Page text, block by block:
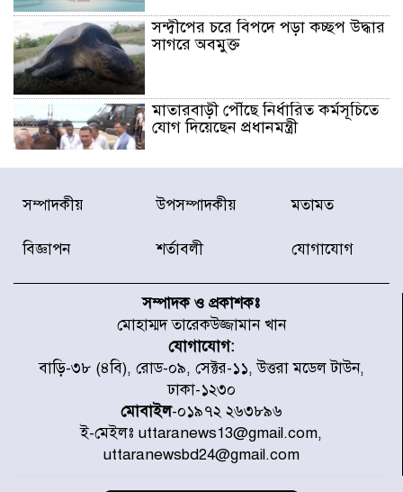
সন্দ্বীপের চরে বিপদে পড়া কচ্ছপ উদ্ধার
সাগরে অবমুক্ত
মাতারবাড়ী পৌঁছে নির্ধারিত কর্মসূচিতে
যোগ দিয়েছেন প্রধানমন্ত্রী
জাতীয় সাংবাদিক সংস্থার পিরোজপুর
জেলা কমিটি অনুমোদন
দিতেন আদীব, গুমের চেষ্টা ৩ বার
বাঁশখালীকে বন্যা মুক্ত করার সকল
পদক্ষেপ নেয়া হবে- আসাদুল হাবিব দুলু
এমপি
বিদ্যুৎ-জ্বালানি খাতে অস্থিরতা তৈরির
চেষ্টা করছে একটি চক্র : প্রধানমন্ত্রী
সম্পাদকীয় উপসম্পাদকীয় মতামত
বিজ্ঞাপন শর্তাবলী যোগাযোগ
সম্পাদক ও প্রকাশকঃ
মোহাম্মদ তারেকউজ্জামান খান
যোগাযোগ:
বাড়ি-৩৮ (৪বি), রোড-০৯, সেক্টর-১১, উত্তরা মডেল টাউন,
ঢাকা-১২৩০
মোবাইল-০১৯৭২ ২৬৩৮৯৬
ই-মেইলঃ uttaranews13@gmail.com,
uttaranewsbd24@gmail.com